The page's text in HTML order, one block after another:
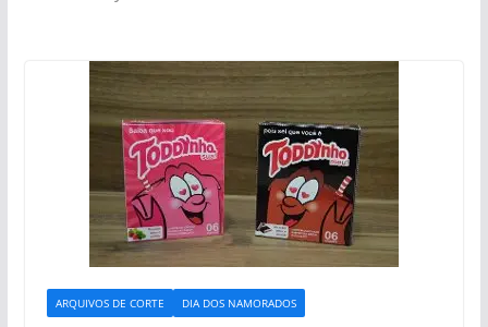
ARQUIVOS DE CORTE DIA DOS NAMORADOS